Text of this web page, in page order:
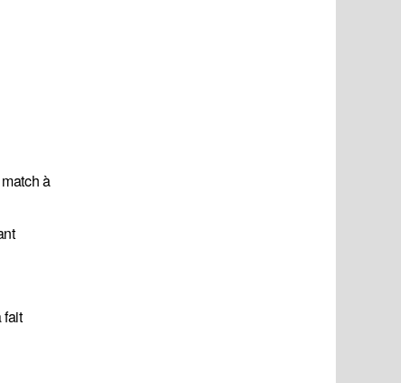
à
fait